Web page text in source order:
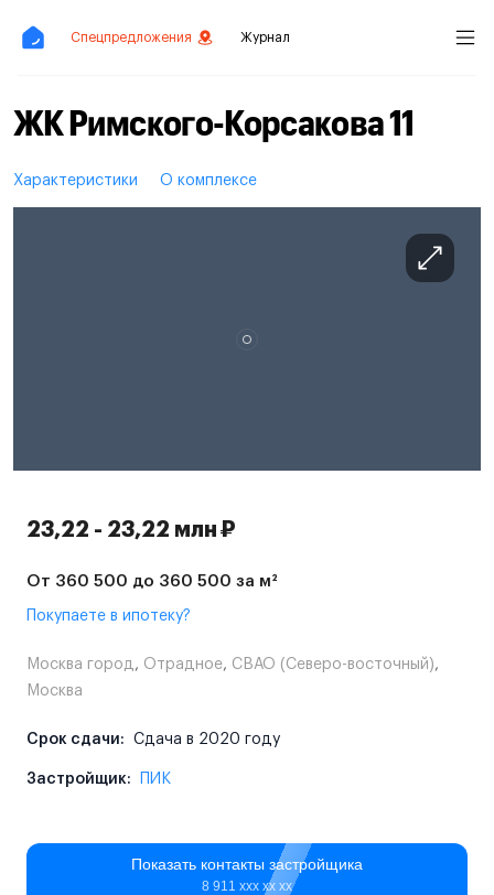
Спецпредложения Журнал
ЖК Римского-Корсакова 11
Характеристики О комплексе
23,22 - 23,22 млн ₽
От 360 500 до 360 500 за м²
Покупаете в ипотеку?
Москва город , Отрадное, СВАО (Северо-восточный),
Москва
Срок сдачи: Сдача в 2020 году
Застройщик: ПИК
Показать контакты застройщика
8 911 ххх хх хх